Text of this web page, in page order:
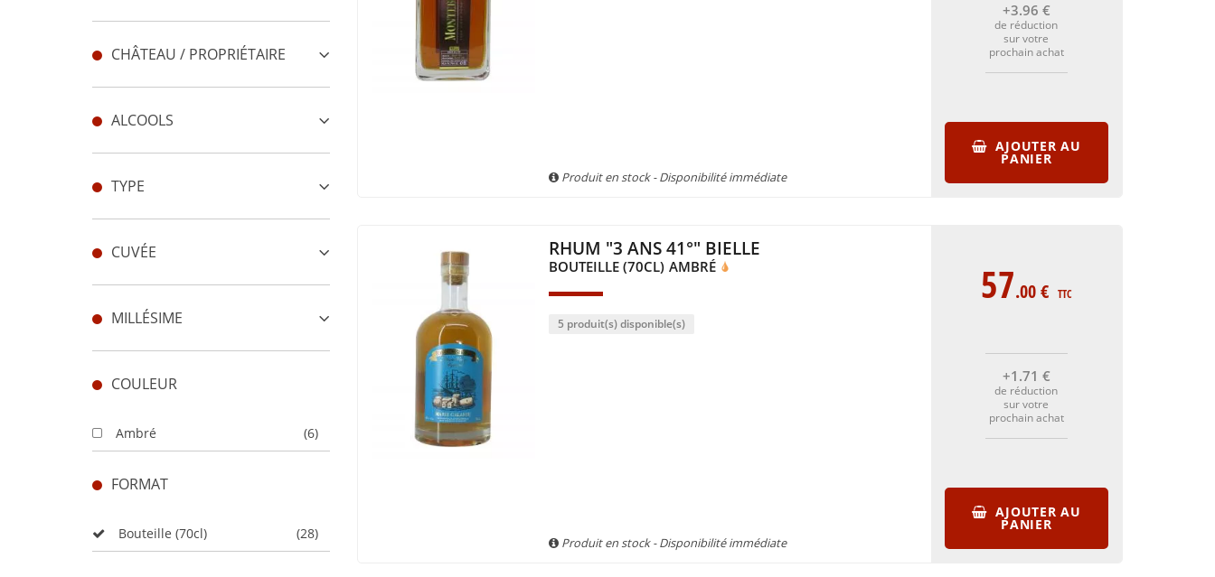
CHÂTEAU / PROPRIÉTAIRE
ALCOOLS
TYPE
CUVÉE
MILLÉSIME
COULEUR
Ambré (6)
FORMAT
Bouteille (70cl) (28)
Produit en stock - Disponibilité immédiate
+3.96 €
de réduction
sur votre
prochain achat
AJOUTER AU
PANIER
RHUM "3 ANS 41°" BIELLE
BOUTEILLE (70CL) AMBRÉ
5 produit(s) disponible(s)
Produit en stock - Disponibilité immédiate
57.00€ TTC
+1 .71 €
de réduction
sur votre
prochain achat
AJOUTER AU
PANIER